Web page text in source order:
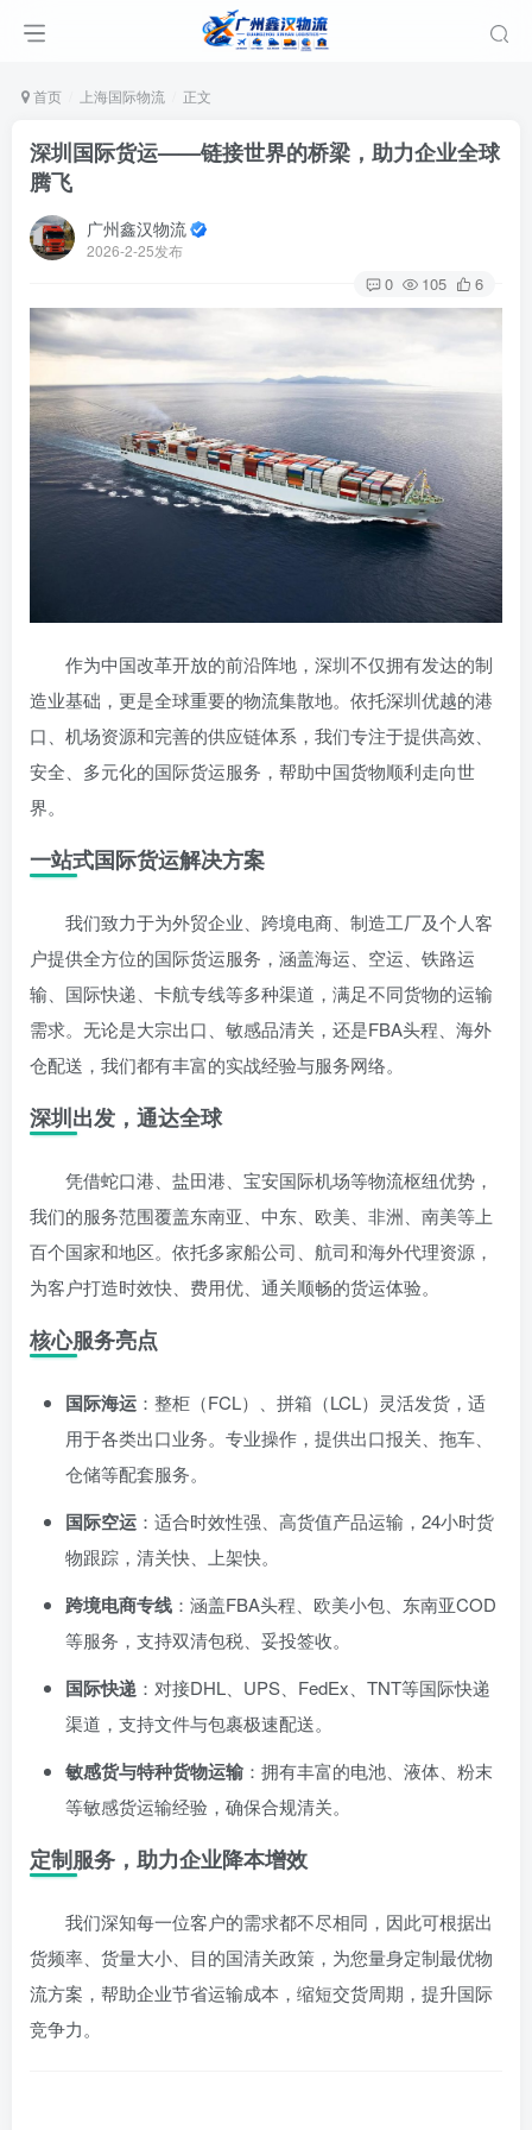
首页 上海国际物流 正文
深圳国际货运——链接世界的桥梁，助力企业全球
腾飞
广州鑫汉物流
2026-2-25发布
0 105 6
作为中国改革开放的前沿阵地，深圳不仅拥有发达的制
造业基础，更是全球重要的物流集散地。依托深圳优越的港
口、机场资源和完善的供应链体系，我们专注于提供高效、
安全、多元化的国际货运服务，帮助中国货物顺利走向世
界。
一站式国际货运解决方案
我们致力于为外贸企业、跨境电商、制造工厂及个人客
户提供全方位的国际货运服务，涵盖海运、空运、铁路运
输、国际快递、卡航专线等多种渠道，满足不同货物的运输
需求。无论是大宗出口、敏感品清关，还是FBA头程、海外
仓配送，我们都有丰富的实战经验与服务网络。
深圳出发，通达全球
凭借蛇口港、盐田港、宝安国际机场等物流枢纽优势，
我们的服务范围覆盖东南亚、中东、欧美、非洲、南美等上
百个国家和地区。依托多家船公司、航司和海外代理资源，
为客户打造时效快、费用优、通关顺畅的货运体验。
核心服务亮点
国际海运 ：整柜（FCL）、拼箱（LCL）灵活发货，适
用于各类出口业务。专业操作，提供出口报关、拖车、
仓储等配套服务。
国际空运 ：适合时效性强、高货值产品运输，24小时货
物跟踪，清关快、上架快。
跨境电商专线 ：涵盖FBA头程、欧美小包、东南亚COD
等服务，支持双清包税、妥投签收。
国际快递 ：对接DHL、UPS、FedEx、TNT等国际快递
渠道，支持文件与包裹极速配送。
敏感货与特种货物运输 ：拥有丰富的电池、液体、粉末
等敏感货运输经验，确保合规清关。
定制服务，助力企业降本增效
我们深知每一位客户的需求都不尽相同，因此可根据出
货频率、货量大小、目的国清关政策，为您量身定制最优物
流方案，帮助企业节省运输成本，缩短交货周期，提升国际
竞争力。